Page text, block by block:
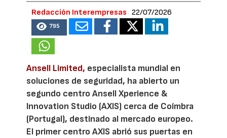
Redacción Interempresas 22/07/2026
795
Ansell Limited, especialista mundial en
soluciones de seguridad, ha abierto un
segundo centro Ansell Xperience &
Innovation Studio (AXIS) cerca de Coímbra
(Portugal), destinado al mercado europeo.
El primer centro AXIS abrió sus puertas en